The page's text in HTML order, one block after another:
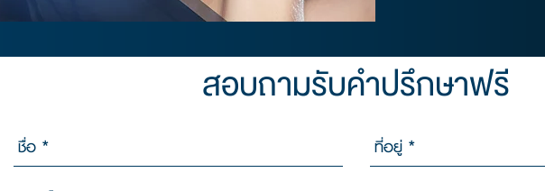
สอบถามรับคำปรึกษาฟรี